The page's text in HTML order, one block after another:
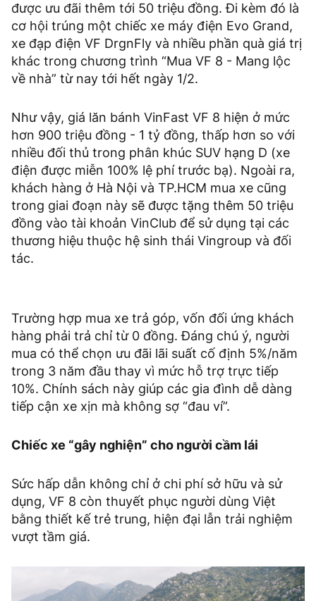
được ưu đãi thêm tới 50 triệu đồng. Đi kèm đó là
cơ hội trúng một chiếc xe máy điện Evo Grand,
xe đạp điện VF DrgnFly và nhiều phần quà giá trị
khác trong chương trình “Mua VF 8 - Mang lộc
về nhà” từ nay tới hết ngày 1/2.
Như vậy, giá lăn bánh VinFast VF 8 hiện ở mức
hơn 900 triệu đồng - 1 tỷ đồng, thấp hơn so với
nhiều đối thủ trong phân khúc SUV hạng D (xe
điện được miễn 100% lệ phí trước bạ). Ngoài ra,
khách hàng ở Hà Nội và TP.HCM mua xe cũng
trong giai đoạn này sẽ được tặng thêm 50 triệu
đồng vào tài khoản VinClub để sử dụng tại các
thương hiệu thuộc hệ sinh thái Vingroup và đối
tác.
Trường hợp mua xe trả góp, vốn đối ứng khách
hàng phải trả chỉ từ 0 đồng. Đáng chú ý, người
mua có thể chọn ưu đãi lãi suất cố định 5%/năm
trong 3 năm đầu thay vì mức hỗ trợ trực tiếp
10%. Chính sách này giúp các gia đình dễ dàng
tiếp cận xe xịn mà không sợ “đau ví”.
Chiếc xe “gây nghiện” cho người cầm lái
Sức hấp dẫn không chỉ ở chi phí sở hữu và sử
dụng, VF 8 còn thuyết phục người dùng Việt
bằng thiết kế trẻ trung, hiện đại lẫn trải nghiệm
vượt tầm giá.